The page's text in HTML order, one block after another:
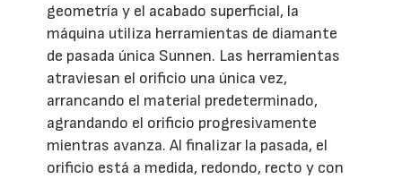
geometría y el acabado superficial, la
máquina utiliza herramientas de diamante
de pasada única Sunnen. Las herramientas
atraviesan el orificio una única vez,
arrancando el material predeterminado,
agrandando el orificio progresivamente
mientras avanza. Al finalizar la pasada, el
orificio está a medida, redondo, recto y con